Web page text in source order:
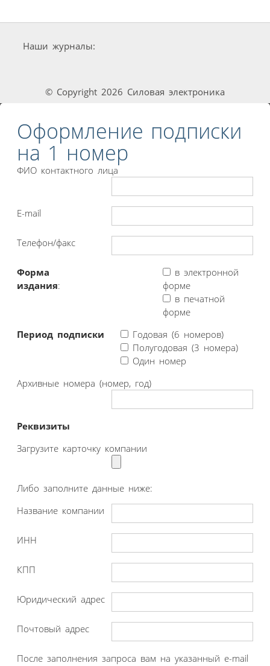
Наши журналы:
© Copyright 2026 Силовая электроника
Оформление подписки
на 1 номер
ФИО контактного лица
E-mail
Телефон/факс
Форма
издания:
в электронной
форме
в печатной
форме
Период подписки
Годовая (6 номеров)
Полугодовая (3 номера)
Один номер
Архивные номера (номер, год)
Реквизиты
Загрузите карточку компании
Либо заполните данные ниже:
Название компании
ИНН
КПП
Юридический адрес
Почтовый адрес
После заполнения запроса вам на указанный e-mail